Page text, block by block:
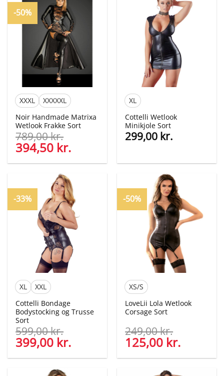
-50%
XXXL
XXXXXL
Noir Handmade Matrixa
Wetlook Frakke Sort
789,00kr.
Den
oprindelige
pris
789,00 kr..
394,50 kr.
pris
er:
394,50 kr..
XL
Cottelli Wetlook
Minikjole Sort
299,00 kr.
-33%
XL
XXL
Cottelli Bondage
Bodystocking og Trusse
Sort
599,00kr.
Den
oprindelige
pris
399,00 kr.
pris
-50%
XS/S
LoveLii Lola Wetlook
Corsage Sort
249,00kr.
Den
oprindelige
pris
125,00 kr.
pris
er: